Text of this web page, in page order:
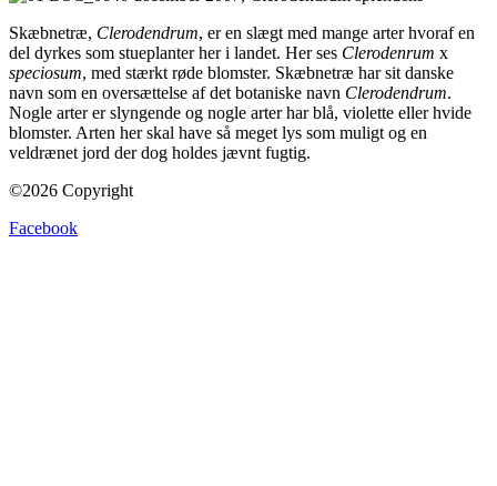
Skæbnetræ, Clerodendrum, er en slægt med mange arter hvoraf en
del dyrkes som stueplanter her i landet. Her ses Clerodenrum x
speciosum, med stærkt røde blomster. Skæbnetræ har sit danske
navn som en oversættelse af det botaniske navn Clerodendrum.
Nogle arter er slyngende og nogle arter har blå, violette eller hvide
blomster. Arten her skal have så meget lys som muligt og en
veldrænet jord der dog holdes jævnt fugtig.
©2026 Copyright
Facebook